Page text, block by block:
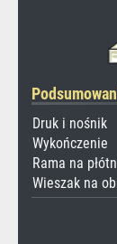
Druk i nośnik
Wykończenie
Rama na
Wieszak na